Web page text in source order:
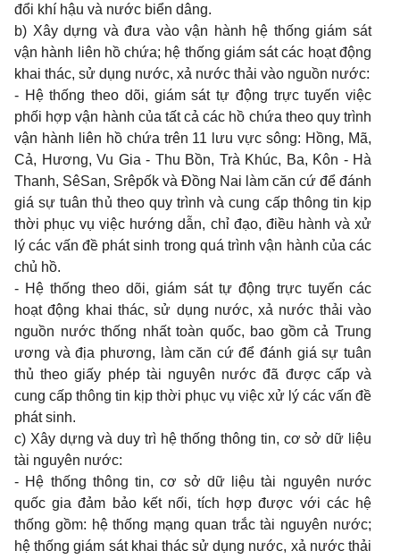
đổi khí hậu và nước biển dâng.
b) Xây dựng và đưa vào vận hành hệ thống giám sát
vận hành liên hồchứa; hệ thống giám sát các hoạt động
khai thác, sử dụng nước, xả nước thải vào nguồn nước:
- Hệ thốngtheo dõi, giám sát tự động trực tuyến việc
phối hợp vận hành của tất cả các hồ chứa theo quy trình
vận hành liên hồ chứa trên 11 lưu vực sông: Hồng, Mã,
Cả, Hương, Vu Gia - Thu Bồn, Trà Khúc, Ba, Kôn - Hà
Thanh, SêSan, Srêpốk và Đồng Nai làm căn cứ để đánh
giá sự tuân thủ theo quy trình và cung cấp thông tin kịp
thời phục vụ việc hướng dẫn, chỉ đạo, điều hành và xử
lý các vấn đề phát sinh trong quá trình vận hành của các
chủ hồ.
- Hệ thống theo dõi, giám sát tự động trực tuyến các
hoạt động khai thác, sử dụng nước, xả nước thải vào
nguồn nước thống nhất toàn quốc, bao gồm cả Trung
ương và địa phương, làm căn cứ để đánh giá sự tuân
thủtheo giấy phép tài nguyên nước đã được cấp và
cung cấp thông tin kịp thời phục vụ việc xử lý các vấn đề
phát sinh.
c) Xây dựng và duy trì hệ thống thông tin, cơ sởdữ liệu
tài nguyên nước:
- Hệ thống thông tin, cơ sở dữ
liệu tài nguyên nước
quốc giađảm bảo kết nối, tích hợpđược với các hệ
thống gồm: hệthống mạng quan trắctài nguyên nước;
hệ thống giám sát khai thác sử dụng nước, xả nước thải